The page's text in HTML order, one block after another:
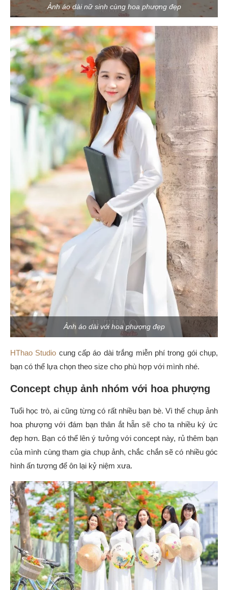
Ảnh áo dài nữ sinh cùng hoa phượng đẹp
Ảnh áo dài với hoa phượng đẹp
HThao Studio cung cấp áo dài trắng miễn phí trong gói chụp,
bạn có thể lựa chọn theo size cho phù hợp với mình nhé.
Concept chụp ảnh nhóm với hoa phượng
Tuổi học trò, ai cũng từng có rất nhiều bạn bè. Vì thế chụp ảnh
hoa phượng với đám bạn thân ắt hẵn sẽ cho ta nhiều ký ức
đẹp hơn. Bạn có thể lên ý tưởng với concept này, rủ thêm bạn
của mình cùng tham gia chụp ảnh, chắc chắn sẽ có nhiều góc
hình ấn tượng để ôn lại kỷ niệm xưa.